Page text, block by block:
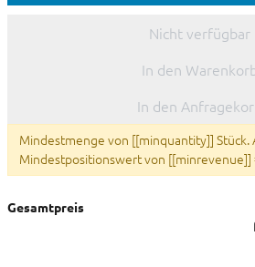
Nicht verfügbar
In den
In den
Mindestmenge von [[minquantity]] Stück.
Mindestpositionswert von [[minrevenue]]
Gesamtpreis